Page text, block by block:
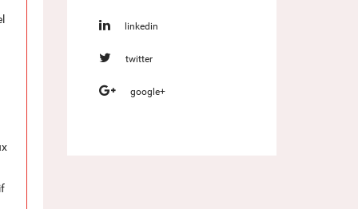
linkedin
twitter
google+